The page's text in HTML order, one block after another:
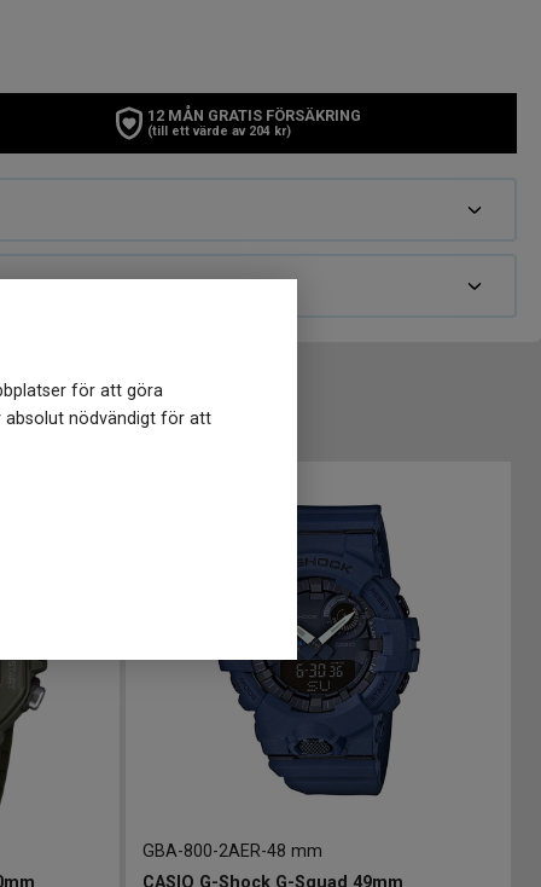
för att göra
absolut nödvändigt för att
12 MÅN GRATIS FÖRSÄKRING
(till ett värde av 204 kr)
GBA-800-2AER-48 mm
CASIO G-Shock G-Squad 49mm